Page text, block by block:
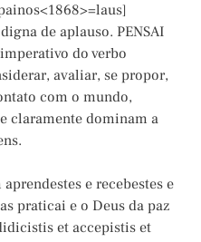
de aplauso. PENSAI
do verbo
avaliar, se propor,
com o mundo,
claramente dominam a
e recebestes e
praticai e o Deus da paz
et accepistis et